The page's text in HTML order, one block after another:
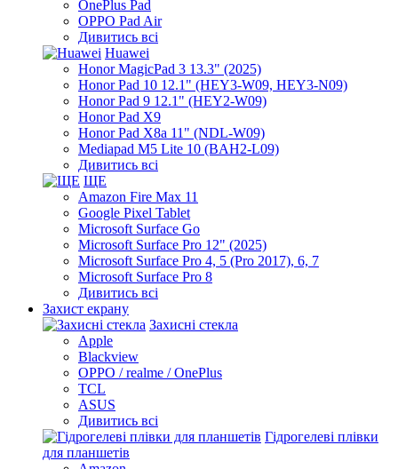
OnePlus Pad
OPPO Pad Air
Дивитись всі
Huawei
Honor MagicPad 3 13.3" (2025)
Honor Pad 10 12.1" (HEY3-W09, HEY3-N09)
Honor Pad 9 12.1" (HEY2-W09)
Honor Pad X9
Honor Pad X8a 11" (NDL-W09)
Mediapad M5 Lite 10 (BAH2-L09)
Дивитись всі
ЩЕ
Amazon Fire Max 11
Google Pixel Tablet
Microsoft Surface Go
Microsoft Surface Pro 12" (2025)
Microsoft Surface Pro 4, 5 (Pro 2017), 6, 7
Microsoft Surface Pro 8
Дивитись всі
Захист екрану
Захисні стекла
Apple
Blackview
OPPO / realme / OnePlus
TCL
ASUS
Дивитись всі
Гідрогелеві плівки
для планшетів